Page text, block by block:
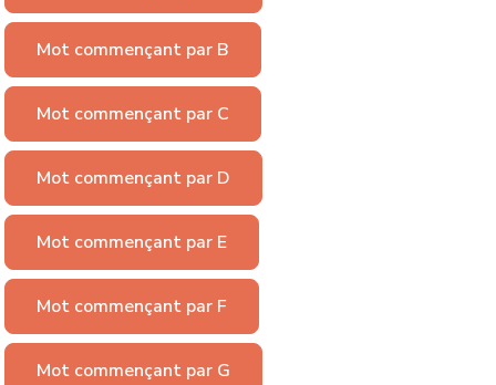
Mot commençant par B
Mot commençant par C
Mot commençant par D
Mot commençant par E
Mot commençant par F
Mot commençant par G